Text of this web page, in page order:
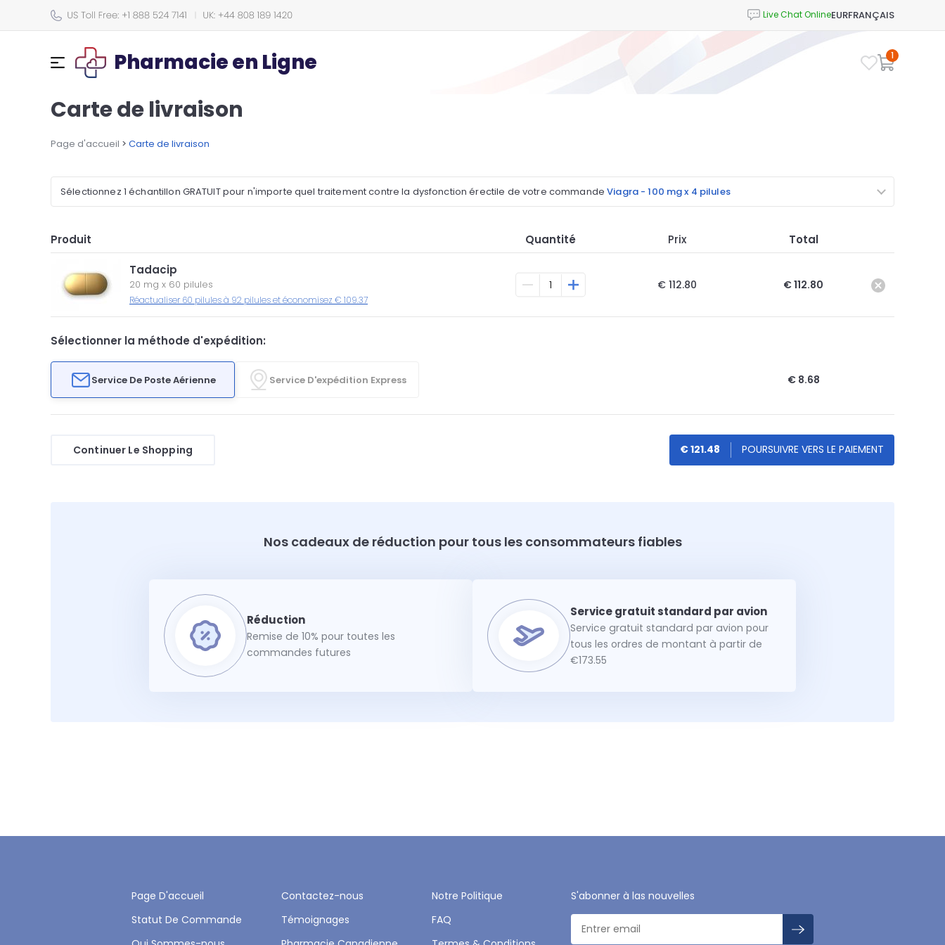
EURFRANÇAIS
Pharmacie en Ligne 1
Carte de livraison
Page d'accueil > Carte de livraison
Sélectionnez 1 échantillon GRATUIT pour n'importe quel traitement contre la dysfonction érectile de votre commandeViagra - 100 mg x 4 pilules
Produit Quantité Prix Total
Tadacip
20 mg x 60 pilules
Réactualiser 60 pilules à 92 pilules et économisez € 109.37
€ 112.80 € 112.80
Sélectionner la méthode d'expédition:
Service De Poste Aérienne Service D'expédition Express € 8.68
Continuer Le Shopping € 121.48
Nos cadeaux de réduction pour tous les consommateurs fiables
Remise de 10% pour toutes les
commandes futures
Service gratuit standard par avion pour
tous les ordres de montant à partir de
€173.55
Page D'accueil Contactez-nous
Notre Politique
Statut De Commande
Témoignages
FAQ
S'abonner à las nouvelles